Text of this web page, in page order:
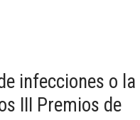
infecciones o la
III Premios de